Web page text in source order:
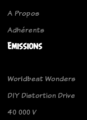
A Propos
Adhérents
Emissions
Worldbeat Wonders
DIY Distortion Drive
40 000 V